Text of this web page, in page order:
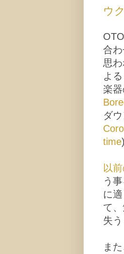
ウ
合
思
よ
楽
ダ
time
以
う
に
て
失
また